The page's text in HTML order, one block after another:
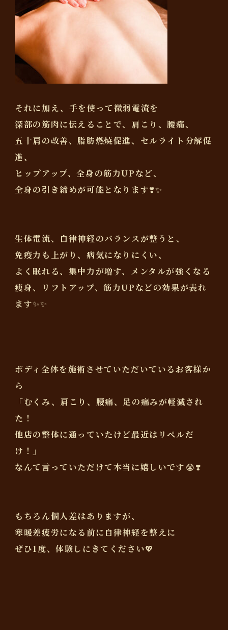
それに加え、手を使って微弱電流を
深部の筋肉に伝えることで、肩こり、腰痛、
五十肩の改善、脂肪燃焼促進、セルライト分解促
進、
ヒップアップ、全身の筋力UPなど、
全身の引き締めが可能となります❣️✨
生体電流、自律神経のバランスが整うと、
免疫力も上がり、病気になりにくい、
よく眠れる、集中力が増す、メンタルが強くなる
痩身、リフトアップ、筋力UPなどの効果が表れ
ます✨✨
ボディ全体を施術させていただいているお客様か
ら
「むくみ、肩こり、腰痛、足の痛みが軽減され
た！
他店の整体に通っていたけど最近はリペルだ
け！」
なんて言っていただけて本当に嬉しいです😭❣️
もちろん個人差はありますが、
寒暖差疲労になる前に自律神経を整えに
ぜひ1度、体験しにきてください💖